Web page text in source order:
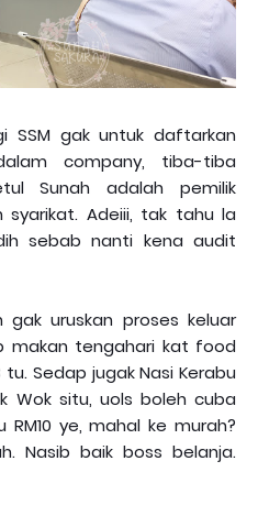
SSM gak untuk daftarkan
company, tiba-tiba
Sunah adalah pemilik
Adeiii, tak tahu la
sebab nanti kena audit
uruskan proses keluar
makan tengahari kat food
Sedap jugak Nasi Kerabu
Wok situ, uols boleh cuba
ye, mahal ke murah?
Nasib baik boss belanja.